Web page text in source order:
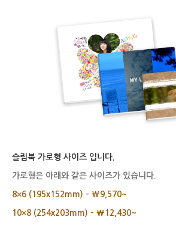
슬림북 가로형 사이즈 입니다.
가로형은 아래와 같은 사이즈가 있습니다.
8×6 (195x152mm) – ₩9,570~
10×8 (254x203mm) – ₩12,430~